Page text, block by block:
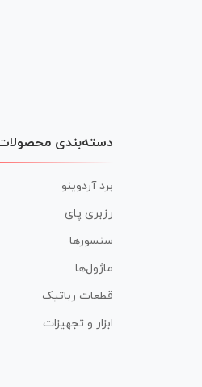
دسته‌بندی
برد آردوینو
رزبری پای
سنسورها
ماژول‌ها
قطعات رباتیک
ابزار و تجهیزات